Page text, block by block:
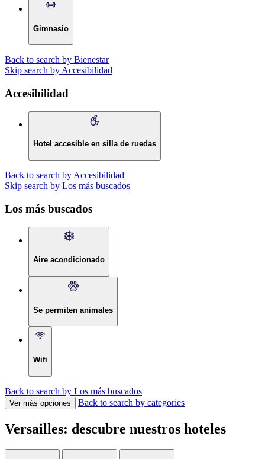
Gimnasio
Back to search by Bienestar
Skip search by Accesibilidad
Accesibilidad
Hotel accesible en silla de ruedas
Back to search by Accesibilidad
Skip search by Los más buscados
Los más buscados
Aire acondicionado
Se permiten animales
Wifi
Back to search by Los más buscados
Ver más opciones Back to search by categories
Versailles: descubre nuestros hoteles